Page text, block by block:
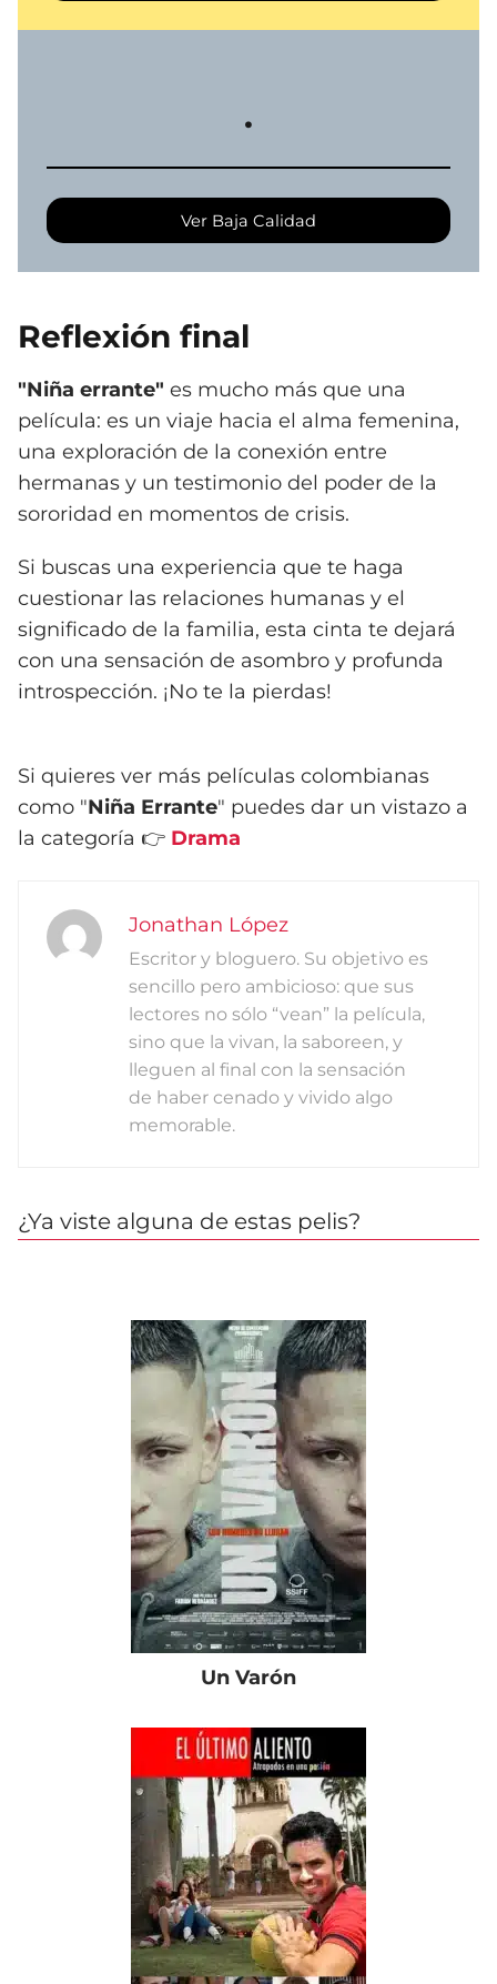
.
Ver Baja Calidad
Reflexión final
"Niña errante" es mucho más que una
película: es un viaje hacia el alma femenina,
una exploración de la conexión entre
hermanas y un testimonio del poder de la
sororidad en momentos de crisis.
Si buscas una experiencia que te haga
cuestionar las relaciones humanas y el
significado de la familia, esta cinta te dejará
con una sensación de asombro y profunda
introspección. ¡No te la pierdas!
Si quieres ver más películas colombianas
como "Niña Errante" puedes dar un vistazo a
la categoría 👉 Drama
Jonathan López
Escritor y bloguero. Su objetivo es
sencillo pero ambicioso: que sus
lectores no sólo “vean” la película,
sino que la vivan, la saboreen, y
lleguen al final con la sensación
de haber cenado y vivido algo
memorable.
¿Ya viste alguna de estas pelis?
Un Varón